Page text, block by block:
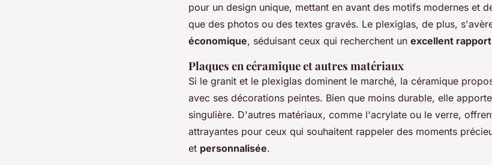
pour un design unique, mettant en avant des motifs modernes et
que des photos ou des textes gravés. Le plexiglas, de plus,
économique, séduisant ceux qui recherchent un excellent
Plaques en céramique et autres matériaux
Si le granit et le plexiglas dominent le marché, la céramique
avec ses décorations peintes. Bien que moins durable, elle
singulière. D'autres matériaux, comme l'acrylate ou le verre,
attrayantes pour ceux qui souhaitent rappeler des moments
et personnalisée.